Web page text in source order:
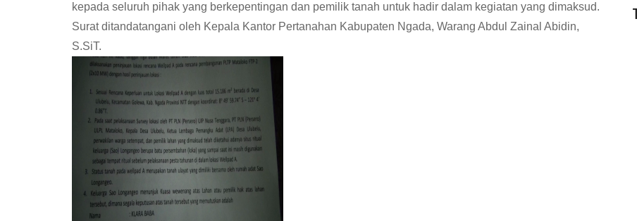
kepada seluruh pihak yang berkepentingan dan pemilik tanah untuk hadir dalam kegiatan yang dimaksud.
Surat ditandatangani oleh Kepala Kantor Pertanahan Kabupaten Ngada, Warang Abdul Zainal Abidin,
S.SiT.